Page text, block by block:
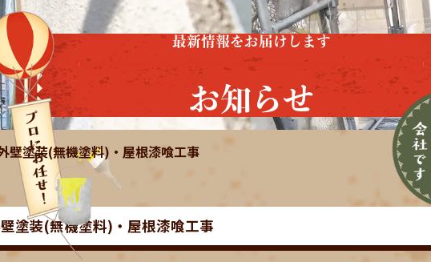
最新情報をお届けします
お知らせ
壁塗装(無機塗料)・屋根漆喰工事
塗装(無機塗料)・屋根漆喰工事